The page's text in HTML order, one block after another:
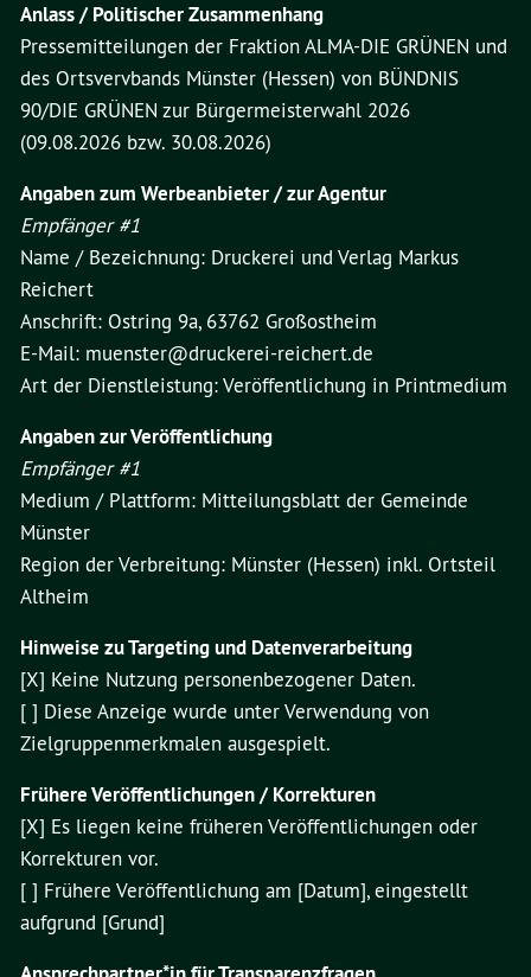
Anlass / Politischer Zusammenhang
Pressemitteilungen der Fraktion ALMA-DIE GRÜNEN und
des Ortsvervbands Münster (Hessen) von BÜNDNIS
90/DIE GRÜNEN zur Bürgermeisterwahl 2026
(09.08.2026 bzw. 30.08.2026)
Angaben zum Werbeanbieter / zur Agentur
Empfänger #1
Name / Bezeichnung: Druckerei und Verlag Markus
Reichert
Anschrift: Ostring 9a, 63762 Großostheim
E-Mail: muenster@druckerei-reichert.de
Art der Dienstleistung: Veröffentlichung in Printmedium
Angaben zur Veröffentlichung
Empfänger #1
Medium / Plattform: Mitteilungsblatt der Gemeinde
Münster
Region der Verbreitung: Münster (Hessen) inkl. Ortsteil
Altheim
Hinweise zu Targeting und Datenverarbeitung
[X] Keine Nutzung personenbezogener Daten.
[ ] Diese Anzeige wurde unter Verwendung von
Zielgruppenmerkmalen ausgespielt.
Frühere Veröffentlichungen / Korrekturen
[X] Es liegen keine früheren Veröffentlichungen oder
Korrekturen vor.
[ ] Frühere Veröffentlichung am [Datum], eingestellt
aufgrund [Grund]